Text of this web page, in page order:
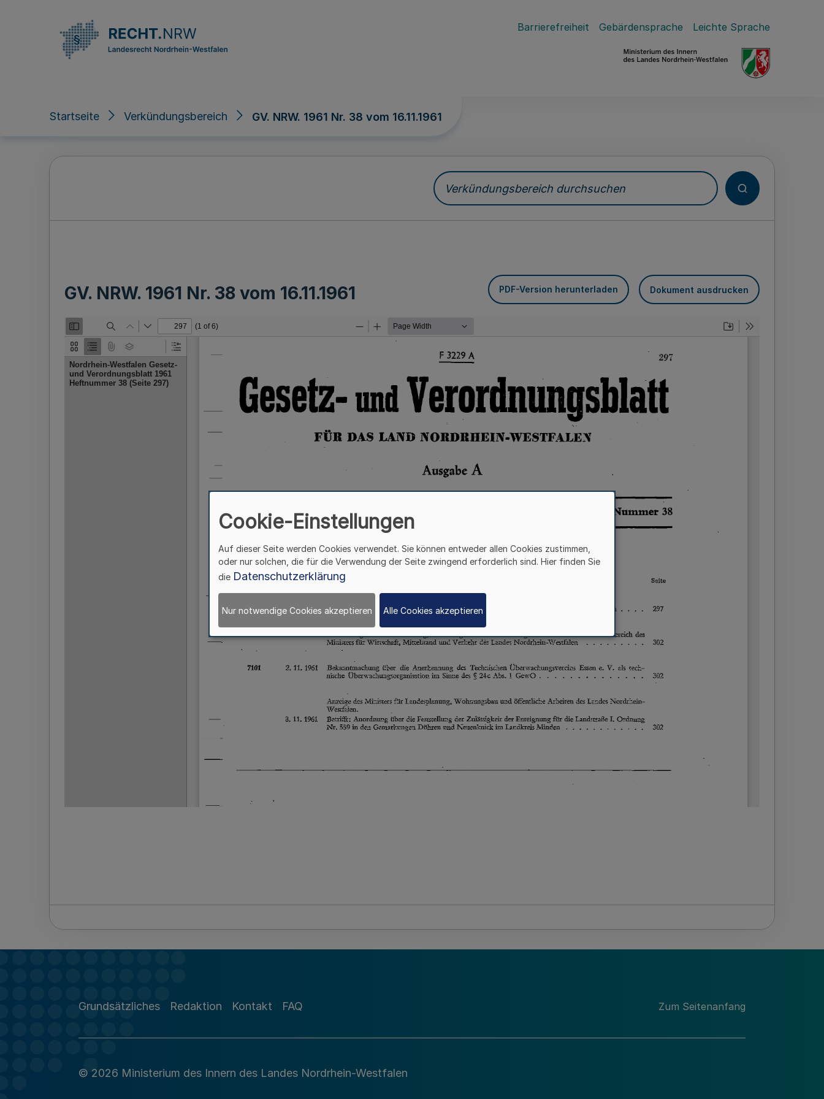
Barrierefreiheit Gebärdensprache Leichte Sprache
Startseite Verkündungsbereich GV. NRW. 1961 Nr. 38 vom 16.11.1961
Verkündungsbereich durchsuchen
GV. NRW. 1961 Nr. 38 vom 16.11.1961 PDF-Version herunterladen Dokument ausdrucken
Grundsätzliches Redaktion Kontakt FAQ Zum Seitenanfang
© 2026 Ministerium des Innern des Landes Nordrhein-Westfalen
Cookie-Einstellungen
Auf dieser Seite werden Cookies verwendet. Sie können entweder allen Cookies zustimmen,
oder nur solchen, die für die Verwendung der Seite zwingend erforderlich sind. Hier finden Sie
die Datenschutzerklärung
Nur notwendige Cookies akzeptieren Alle Cookies akzeptieren